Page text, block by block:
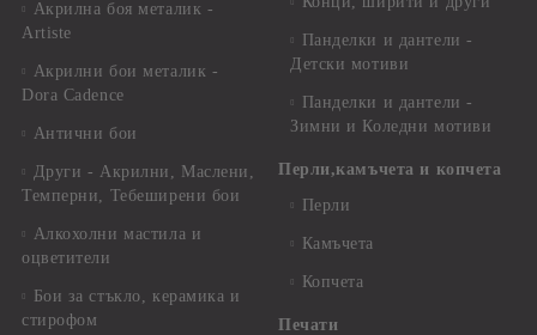
Акрилна боя металик -
Artiste
Акрилни бои металик -
Dora Cadence
Антични бои
Други - Акрилни, Маслени,
Темперни, Тебеширени бои
Алкохолни мастила и
оцветители
Бои за стъкло, керамика и
стирофом
Панделки и дантели -
Детски мотиви
Панделки и дантели -
Зимни и Коледни мотиви
Перли,камъчета и копчета
Перли
Камъчета
Копчета
Печати